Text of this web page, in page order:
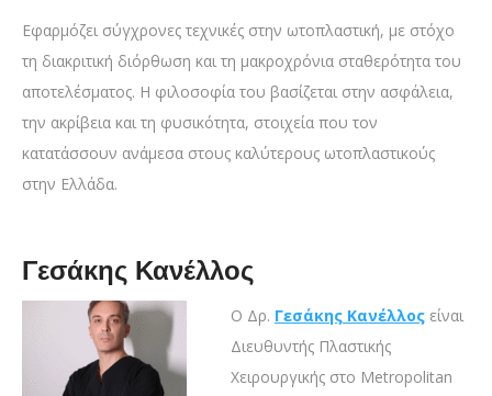
Εφαρμόζει σύγχρονες τεχνικές στην ωτοπλαστική, με στόχο
τη διακριτική διόρθωση και τη μακροχρόνια σταθερότητα του
αποτελέσματος. Η φιλοσοφία του βασίζεται στην ασφάλεια,
την ακρίβεια και τη φυσικότητα, στοιχεία που τον
κατατάσσουν ανάμεσα στους καλύτερους ωτοπλαστικούς
στην Ελλάδα.
Γεσάκης Κανέλλος
Ο Δρ. Γεσάκης Κανέλλος είναι
Διευθυντής Πλαστικής
Χειρουργικής στο Metropolitan